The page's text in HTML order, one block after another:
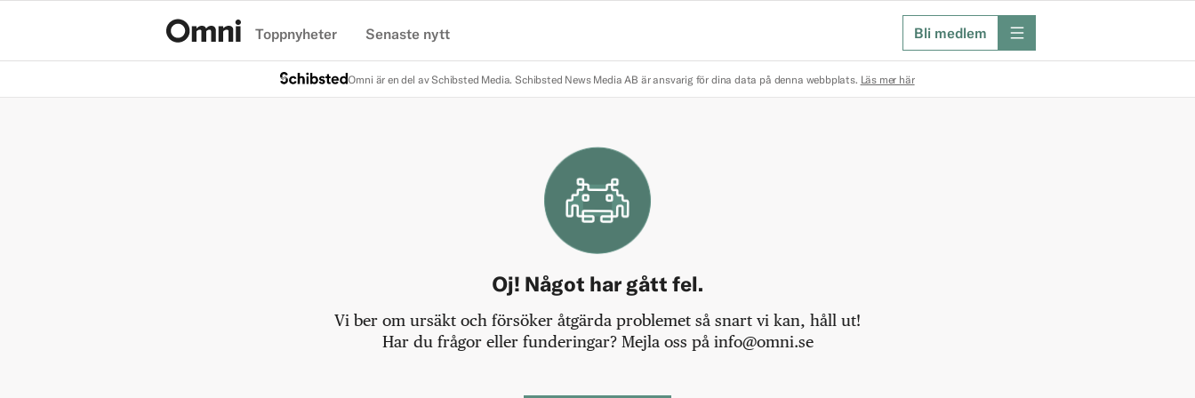
Toppnyheter Senaste nytt Bli medlem meny
Omni är en del av Schibsted Media. Schibsted News Media AB är ansvarig för dina data på denna webbplats. Läs mer här
Oj! Något har gått fel.
Vi ber om ursäkt och försöker åtgärda problemet så snart vi kan, håll ut!
Har du frågor eller funderingar? Mejla oss på info@omni.se